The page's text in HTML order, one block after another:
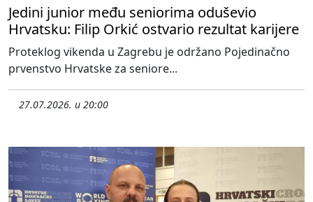
Jedini junior među seniorima oduševio
Hrvatsku: Filip Orkić ostvario rezultat karijere
Proteklog vikenda u Zagrebu je održano Pojedinačno
prvenstvo Hrvatske za seniore...
27.07.2026. u 20:00